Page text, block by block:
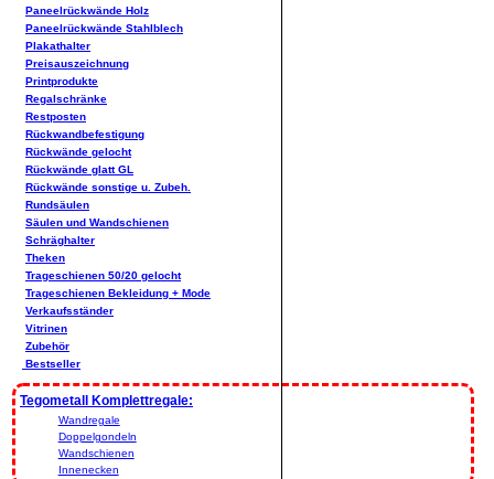
Paneelrückwände Holz
Paneelrückwände Stahlblech
Plakathalter
Preisauszeichnung
Printprodukte
Regalschränke
Restposten
Rückwandbefestigung
Rückwände gelocht
Rückwände glatt GL
Rückwände sonstige u. Zubeh.
Rundsäulen
Säulen und Wandschienen
Schräghalter
Theken
Trageschienen 50/20 gelocht
Trageschienen Bekleidung + Mode
Verkaufsständer
Vitrinen
Zubehör
Bestseller
Tegometall Komplettregale:
Wandregale
Doppelgondeln
Wandschienen
Innenecken